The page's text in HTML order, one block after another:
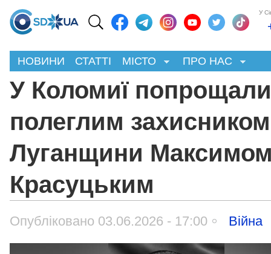
У
НОВИНИ СТАТТІ МІСТО ПРО НАС
У Коломиї
полеглим
Луганщини
Красуцьким
Опубліковано 03.06.2026 - 17:00 Війна